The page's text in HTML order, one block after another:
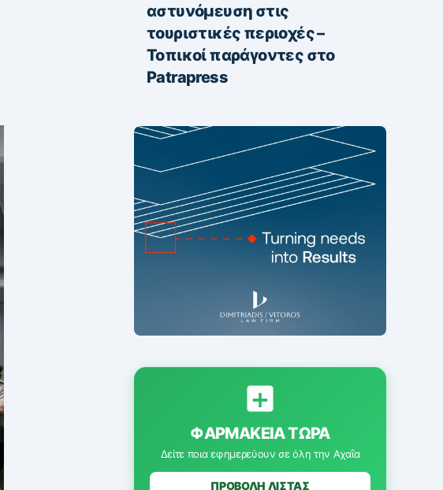
αστυνόμευση στις
τουριστικές περιοχές –
Τοπικοί παράγοντες στο
Patrapress
ΦΑΡΜΑΚΕΊΑ ΤΏΡΑ
Δείτε ποια εφημερεύουν σε όλη την Αχαΐα
ΠΡΟΒΟΛΗ ΛΙΣΤΑΣ